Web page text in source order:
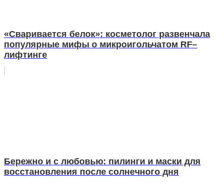
«Сваривается белок»: косметолог развенчала
популярные мифы о микроигольчатом RF–
лифтинге
Бережно и с любовью: пилинги и маски для
восстановления после солнечного дня